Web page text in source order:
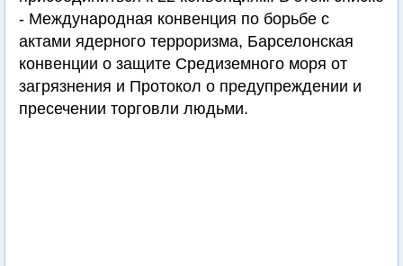
- Международная конвенция по борьбе с
актами ядерного терроризма, Барселонская
конвенции о защите Средиземного моря от
загрязнения и Протокол о предупреждении и
пресечении торговли людьми.